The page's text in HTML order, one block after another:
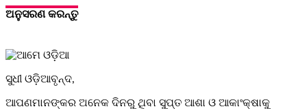
ଅନୁସରଣ କରନ୍ତୁ
ସୁଧୀ ଓଡ଼ିଆବୃନ୍ଦ,
ଆପଣମାନଙ୍କର ଅନେକ ଦିନରୁ ଥିବା ସୁପ୍ତ ଆଶା ଓ ଆକାଂକ୍ଷାକୁ